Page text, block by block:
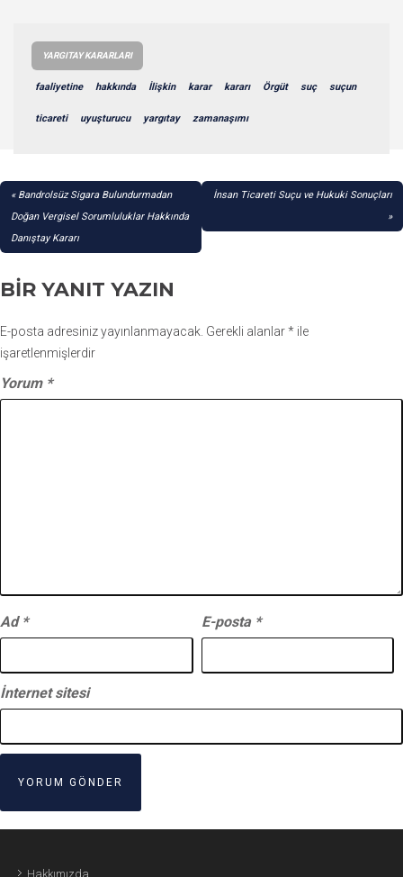
YARGITAY KARARLARI
faaliyetine hakkında İlişkin karar kararı Örgüt suç suçun
ticareti uyuşturucu yargıtay zamanaşımı
YAZI
GEZINMESI
Bandrolsüz Sigara Bulundurmadan
Doğan Vergisel Sorumluluklar Hakkında
Danıştay Kararı
İnsan Ticareti Suçu ve Hukuki Sonuçları
BIR YANIT YAZIN
E-posta adresiniz yayınlanmayacak. Gerekli alanlar* ile
işaretlenmişlerdir
Yorum *
Ad * E-posta *
İnternet sitesi
Hakkımızda